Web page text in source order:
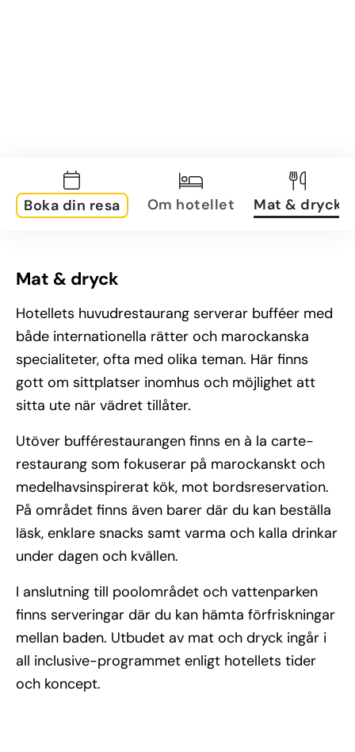
Boka din resa Om hotellet Mat & dryck
Mat & dryck
Hotellets huvudrestaurang serverar bufféer med
både internationella rätter och marockanska
specialiteter, ofta med olika teman. Här finns
gott om sittplatser inomhus och möjlighet att
sitta ute när vädret tillåter.
Utöver bufférestaurangen finns en à la carte-
restaurang som fokuserar på marockanskt och
medelhavsinspirerat kök, mot bordsreservation.
På området finns även barer där du kan beställa
läsk, enklare snacks samt varma och kalla drinkar
under dagen och kvällen.
I anslutning till poolområdet och vattenparken
finns serveringar där du kan hämta förfriskningar
mellan baden. Utbudet av mat och dryck ingår i
all inclusive-programmet enligt hotellets tider
och koncept.